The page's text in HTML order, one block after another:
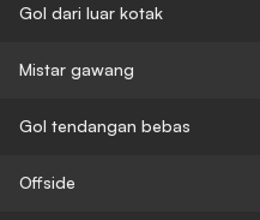
Gol dari luar kotak
Mistar gawang
Gol tendangan bebas
Offside